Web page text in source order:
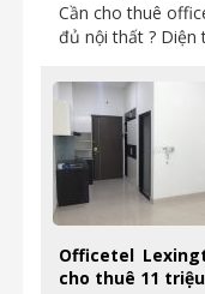
Cần cho thuê
đủ nội thất ? Diện
Officetel
cho thuê 11